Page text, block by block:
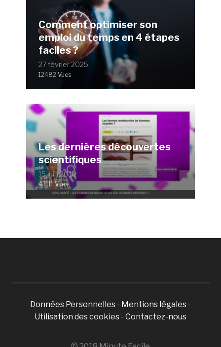
Comment optimiser son
emploi du temps en 4 étapes
faciles ?
27 février 2025
12482 Vues
Les dernières découvertes
scientifiques
15 juin 2018
42111 Vues
Données Personnelles - Mentions légales -
Utilisation des cookies - Contactez-nous